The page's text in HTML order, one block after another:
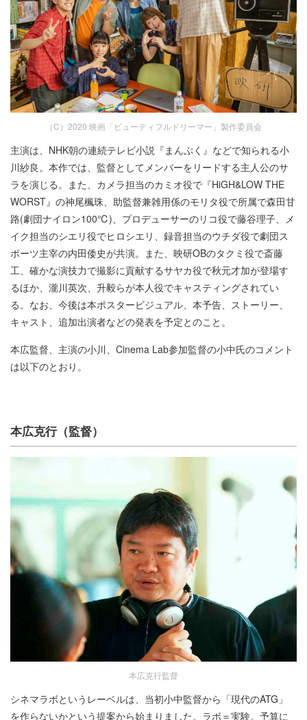
（C）2020 映画「ビューティフルドリーマー」製作委員会
主演は、NHK朝の連続テレビ小説『まんぷく』などで知られる小
川紗良。本作では、監督としてメンバーをリードする主人公のサ
ラを演じる。また、カメラ担当のカミオ役で『HiGH&LOW THE
WORST』の神尾楓珠、助監督兼雑用係のモリタ役で所属で森田甘
路(劇団ナイロン100℃)、プロデューサーのリコ役で藤谷理子、メ
イク担当のシエリ役でヒロシエリ、録音担当のウチダ役で劇団ス
ポーツ主宰の内田倭史が共演。また、映研OBのタクミ役で斎藤
工、確かな演技力で撮影に貢献するサヤカ役で秋元才加が登場す
るほか、瀧川英次、升毅らが本人役でキャスティングされてい
る。なお、今後は本ポスタービジュアル、本予告、ストーリー、
キャスト、追加出演者などの発表を予定とのこと。
本広監督、主演の小川、Cinema Lab参加監督の小中氏のコメント
は以下のとおり。
本広克行（監督）
本広克行監督
シネマラボというレーベルは、当初小中監督から「現代のATG」
を作らないかという提案から始まりました。ラボ＝実験。予算に